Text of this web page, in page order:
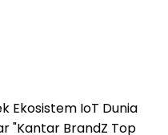
Ekosistem IoT Dunia
"Kantar BrandZ Top